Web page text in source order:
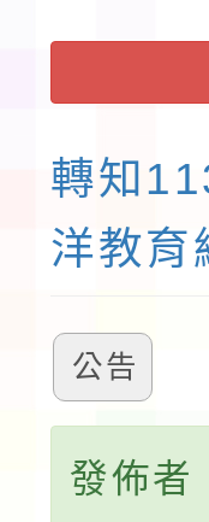
轉知
洋教育
公告
發佈者